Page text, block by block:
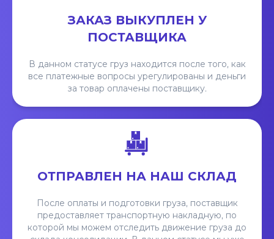
ЗАКАЗ ВЫКУПЛЕН У
ПОСТАВЩИКА
В данном статусе груз находится после того, как
все платежные вопросы урегулированы и деньги
за товар оплачены поставщику.
ОТПРАВЛЕН НА НАШ СКЛАД
После оплаты и подготовки груза, поставщик
предоставляет транспортную накладную, по
которой мы можем отследить движение груза до